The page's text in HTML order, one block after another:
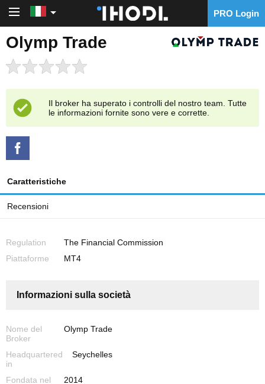
PRO Login
Olymp Trade
Il broker ha superato i controlli del nostro team. Tutte
le informazioni fornite sono vere e corrette.
Caratteristiche
Recensioni
Regulation
The Financial Commission
Piattaforme
MT4
Informazioni sulla società
Nome del
Broker
Olymp Trade
Headquartered
in
Seychelles
Fondata nel
2014